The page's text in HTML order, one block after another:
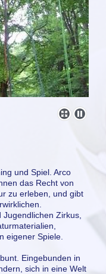
und Spiel. Arco
das Recht von
zu erleben, und gibt
Zirkus,
eigener Spiele.
Eingebunden in
sich in eine Welt